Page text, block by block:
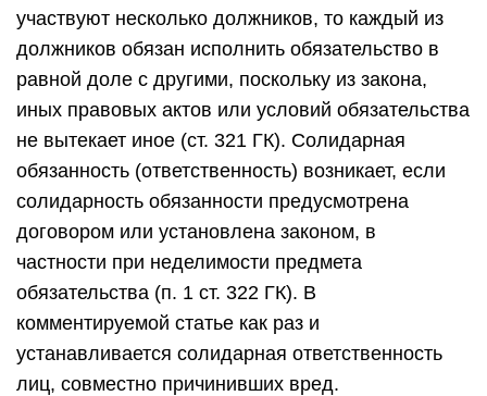
участвуют несколько должников, то каждый из
должников обязан исполнить обязательство в
равной доле с другими, поскольку из закона,
иных правовых актов или условий обязательства
не вытекает иное (ст. 321 ГК). Солидарная
обязанность (ответственность) возникает, если
солидарность обязанности предусмотрена
договором или установлена законом, в
частности при неделимости предмета
обязательства (п. 1 ст. 322 ГК). В
комментируемой статье как раз и
устанавливается солидарная ответственность
лиц, совместно причинивших вред.